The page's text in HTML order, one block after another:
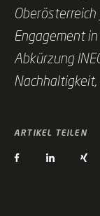
Engagement
Abkürzung
ARTIKEL TEILEN